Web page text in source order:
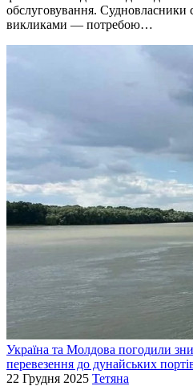
обслуговування. Судновласники
викликами — потребою…
Україна та Молдова погодили
перевезення до дунайських
22 Грудня 2025 Тетяна